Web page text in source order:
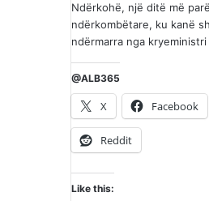
Ndërkohë, një ditë më
ndërkombëtare, ku kanë
ndërmarra nga
@ALB365
X Facebook
Reddit
Like this: